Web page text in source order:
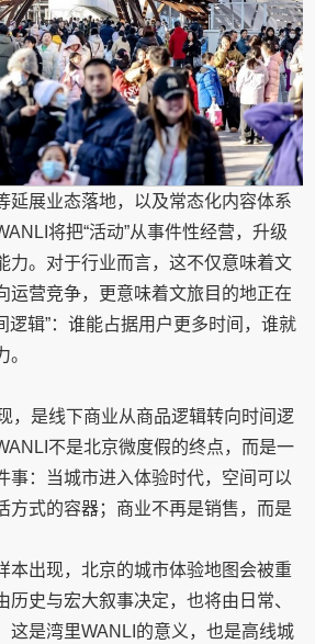
延展业态落地，以及常态化内容体系
将把“活动”从事件性经营，升级
力。对于行业而言，这不仅意味着文
运营竞争，更意味着文旅目的地正在
逻辑”：谁能占据用户更多时间，谁就
，是线下商业从商品逻辑转向时间逻
不是北京微度假的终点，而是一
事：当城市进入体验时代，空间可以
方式的容器；商业不再是销售，而是
本出现，北京的城市体验地图会被重
历史与宏大叙事决定，也将由日常、
这是湾里WANLI的意义，也是高线城